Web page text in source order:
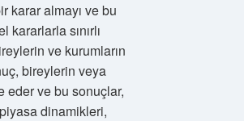
karar almayı ve bu
kararlarla sınırlı
ve kurumların
bireylerin veya
eder ve bu sonuçlar,
dinamikleri,